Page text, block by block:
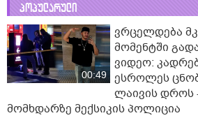
პოპულარული
00:49
ვრცელდება
მომენტში
ვიდეო:
ესროლეს
ლაივის დროს
მომხდარზე მექსიკის პოლიცია